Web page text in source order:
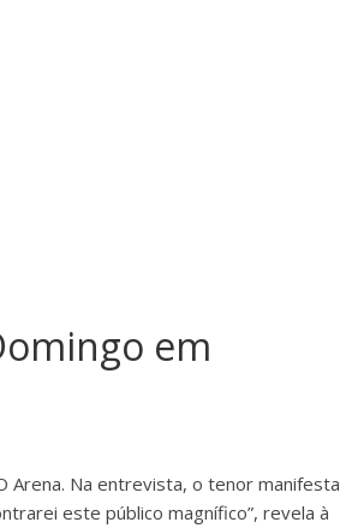
em
Arena. Na entrevista, o tenor manifesta
este público magnífico”, revela à